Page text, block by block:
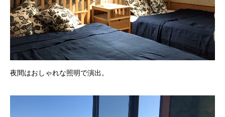
夜間はおしゃれな照明で演出。